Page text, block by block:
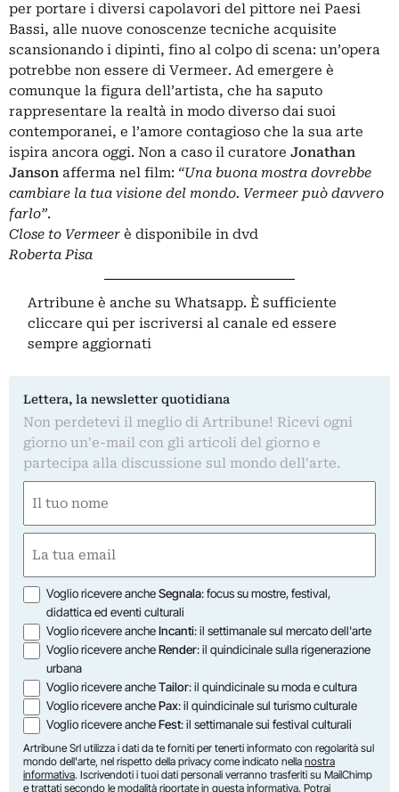
per portare i diversi capolavori del pittore nei Paesi
Bassi, alle nuove conoscenze tecniche acquisite
scansionando i dipinti, fino al colpo di scena: un’opera
potrebbe non essere di Vermeer. Ad emergere è
comunque la figura dell’artista, che ha saputo
rappresentare la realtà in modo diverso dai suoi
contemporanei, e l’amore contagioso che la sua arte
ispira ancora oggi. Non a caso il curatore Jonathan
Janson afferma nel film: “Una buona mostra dovrebbe
cambiare la tua visione del mondo. Vermeer può davvero
farlo”.
Close to Vermeer è disponibile in dvd
Roberta Pisa
Artribune è anche su Whatsapp. È sufficiente
cliccare qui per iscriversi al canale ed essere
sempre aggiornati
Lettera, la newsletter quotidiana
Non perdetevi il meglio di Artribune! Ricevi ogni
giorno un'e-mail con gli articoli del giorno e
partecipa alla discussione sul mondo dell'arte.
(Obbligatorio)
Nome
(Obbligatorio)
Opzioni
Voglio ricevere ancheSegnala: focus su mostre, festival,
didattica ed eventi culturali
Voglio ricevere ancheIncanti: il settimanale sul mercato dell'arte
Voglio ricevere ancheRender: il quindicinale sulla rigenerazione
urbana
Voglio ricevere ancheTailor: il quindicinale su moda e cultura
Voglio ricevere anchePax: il quindicinale sul turismo culturale
Voglio ricevere ancheFest: il settimanale sui festival culturali
Artribune Srl utilizza i dati da te forniti per tenerti informato con regolarità sul
mondo dell'arte, nel rispetto della privacy come indicato nella nostra
informativa. Iscrivendoti i tuoi dati personali verranno trasferiti su MailChimp
e trattati secondo le modalità riportate in questa informativa. Potrai